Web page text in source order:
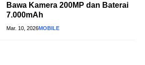
Bawa Kamera 200MP dan Baterai
7.000mAh
Mar. 10, 2026MOBILE